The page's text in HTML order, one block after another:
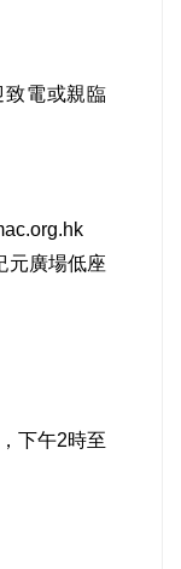
致電或親臨
元廣場低座
下午2時⾄